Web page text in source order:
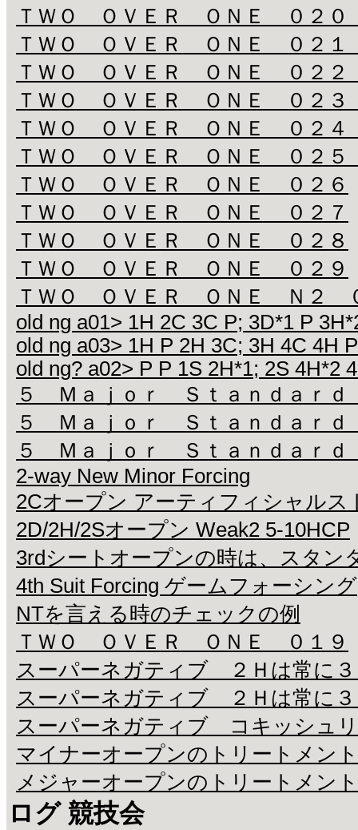
ＴＷＯ ＯＶＥＲ ＯＮＥ ０２
ＴＷＯ ＯＶＥＲ ＯＮＥ ０２
ＴＷＯ ＯＶＥＲ ＯＮＥ ０２
ＴＷＯ ＯＶＥＲ ＯＮＥ ０２
ＴＷＯ ＯＶＥＲ ＯＮＥ ０２
ＴＷＯ ＯＶＥＲ ＯＮＥ ０２
ＴＷＯ ＯＶＥＲ ＯＮＥ ０２６
ＴＷＯ ＯＶＥＲ ＯＮＥ ０２７
ＴＷＯ ＯＶＥＲ ＯＮＥ ０２８
ＴＷＯ ＯＶＥＲ ＯＮＥ ０２９
ＴＷＯ ＯＶＥＲ ＯＮＥ Ｎ２
old ng a01> 1H 2C 3C P; 3D*1 P
old ng a03> 1H P 2H 3C; 3H 4C 4H
old ng? a02> P P 1S 2H*1; 2S 4H*2
５ Ｍａｊｏｒ Ｓｔａｎｄａｒ
５ Ｍａｊｏｒ Ｓｔａｎｄａｒ
５ Ｍａｊｏｒ Ｓｔａｎｄａｒ
2-way New Minor Forcing
2Cオープン アーティフィシャルス
2D/2H/2Sオープン Weak2 5-10HCP
3rdシートオープンの時は、スタン
4th Suit Forcing ゲームフォーシング
NTを言える時のチェックの例
ＴＷＯ ＯＶＥＲ ＯＮＥ ０１９
スーパーネガティブ ２Ｈは常に
スーパーネガティブ ２Ｈは常に
スーパーネガティブ コキッシュ
マイナーオープンのトリートメン
メジャーオープンのトリートメン
ログ 競技会